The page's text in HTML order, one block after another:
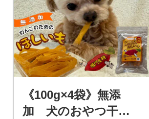
《100g×4袋》無添
加 犬のおやつ干し